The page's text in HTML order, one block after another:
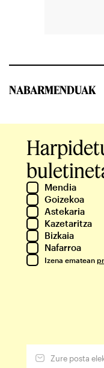
NABARMENDUAK
Mendia
Goizekoa
Astekaria
Kazetaritza
Bizkaia
Nafarroa
Izena ematean